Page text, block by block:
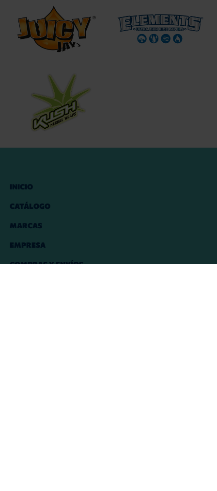
INICIO
CATÁLOGO
MARCAS
EMPRESA
COMPRAS Y ENVÍOS